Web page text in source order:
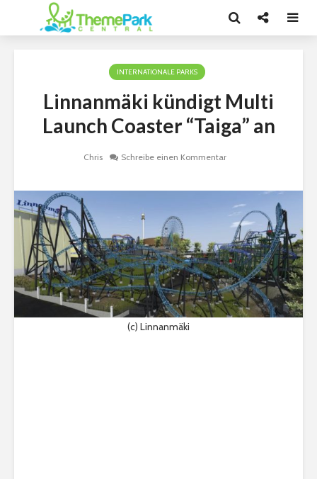
INTERNATIONALE PARKS
Linnanmäki kündigt Multi
Launch Coaster “Taiga” an
Chris Schreibe einen Kommentar
(c) Linnanmäki